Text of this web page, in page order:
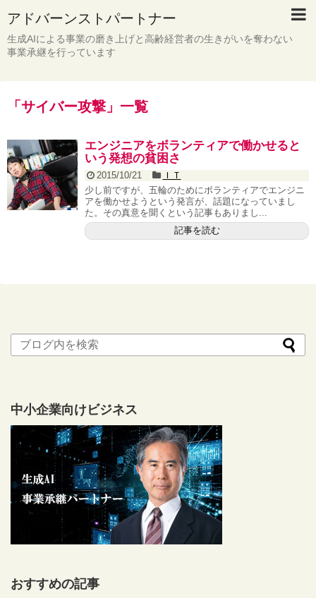
アドバーンストパートナー
生成AIによる事業の磨き上げと高齢経営者の生きがいを奪わない
事業承継を行っています
「 サイバー攻撃 」 一覧
エンジニアをボランティアで働かせると
いう発想の貧困さ
2015/10/21
ＩＴ
少し前ですが、五輪のためにボランティアでエンジニ
アを働かせようという発言が、話題になっていまし
た。その真意を聞くという記事もありまし...
記事を読む
中小企業向けビジネス
おすすめの記事